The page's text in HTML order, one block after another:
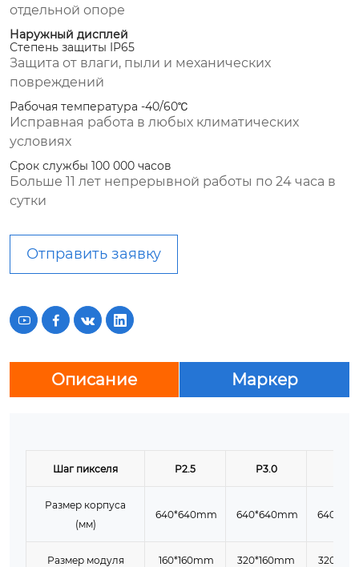
отдельной опоре
Наружный дисплей
Степень защиты IP65
Защита от влаги, пыли и механических
повреждений
Рабочая температура -40/60℃
Исправная работа в любых климатических
условиях
Срок службы 100 000 часов
Больше 11 лет непрерывной работы по 24 часа в
сутки
Отправить заявку
   
Описание Маркер
Шаг пикселя P2.5 P3.0
Размер корпуса
(мм)
640*640mm 640*640mm
Размер модуля 160*160mm 320*160mm